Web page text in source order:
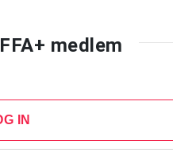
medlem
IN